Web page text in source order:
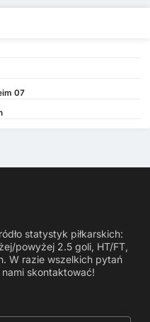
07
statystyk piłkarskich:
powyżej 2.5 goli, HT/FT,
W razie wszelkich pytań
skontaktować!